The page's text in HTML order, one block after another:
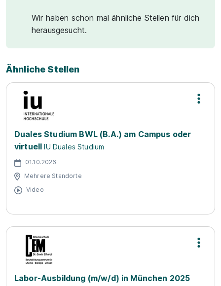
Wir haben schon mal ähnliche Stellen für dich
herausgesucht.
Ähnliche Stellen
Duales Studium BWL (B.A.) am Campus oder
virtuell IU Duales Studium
01.10.2026
Mehrere Standorte
Video
Labor-Ausbildung (m/w/d) in München 2025